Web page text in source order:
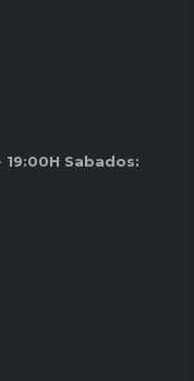
Sabados: